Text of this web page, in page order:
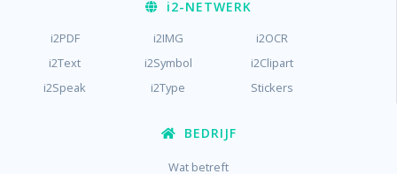
i2-NETWERK
i2PDF i2IMG
i2OCR
i2Text
i2Symbol
i2Clipart
i2Speak
i2Type Stickers
BEDRIJF
Wat betreft